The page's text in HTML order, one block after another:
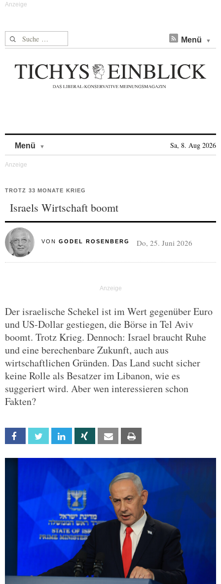
Suche nach: Menü
Menü Sa, 8. Aug 2026
TROTZ 33 MONATE KRIEG
Israels Wirtschaft boomt
VON GODEL ROSENBERG Do, 25. Juni 2026
Der israelische Schekel ist im Wert gegenüber Euro
und US-Dollar gestiegen, die Börse in Tel Aviv
boomt. Trotz Krieg. Dennoch: Israel braucht Ruhe
und eine berechenbare Zukunft, auch aus
wirtschaftlichen Gründen. Das Land sucht sicher
keine Rolle als Besatzer im Libanon, wie es
suggeriert wird. Aber wen interessieren schon
Fakten?
Facebook Twitter Linkedin Xing Email